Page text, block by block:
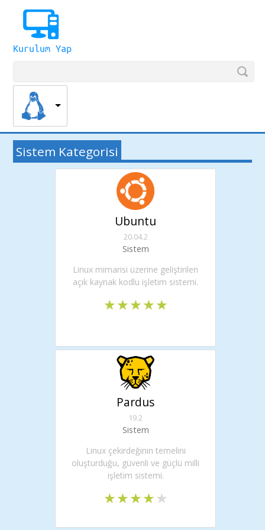
Sistem Kategorisi
Ubuntu
20.04.2
Sistem
Linux mimarisi üzerine geliştirilen
açık kaynak kodlu işletim sistemi.
Pardus
19.2
Sistem
Linux çekirdeğinin temelini
oluşturduğu, güvenli ve güçlü milli
işletim sistemi.